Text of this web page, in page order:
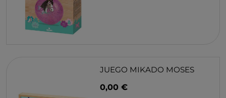
JUEGO MIKADO MOSES
0,00 €